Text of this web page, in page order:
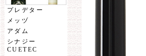
プレデター
メッヅ
アダム
シナジー
CUETEC